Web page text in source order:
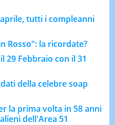
tutti i compleanni
Rosso": la ricordate?
29 Febbraio con il 31
della celebre soap
la prima volta in 58 anni
dell'Area 51